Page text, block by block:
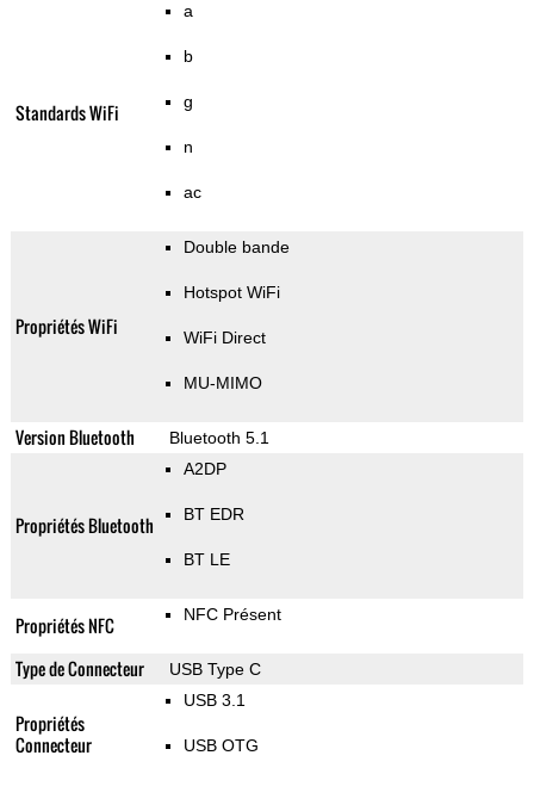
Standards WiFi
a
b
g
n
ac
Propriétés WiFi
Double bande
Hotspot WiFi
WiFi Direct
MU-MIMO
Version Bluetooth Bluetooth 5.1
Propriétés Bluetooth
A2DP
BT EDR
BT LE
Propriétés NFC NFC Présent
Type de Connecteur USB Type C
Propriétés
Connecteur
USB 3.1
USB OTG